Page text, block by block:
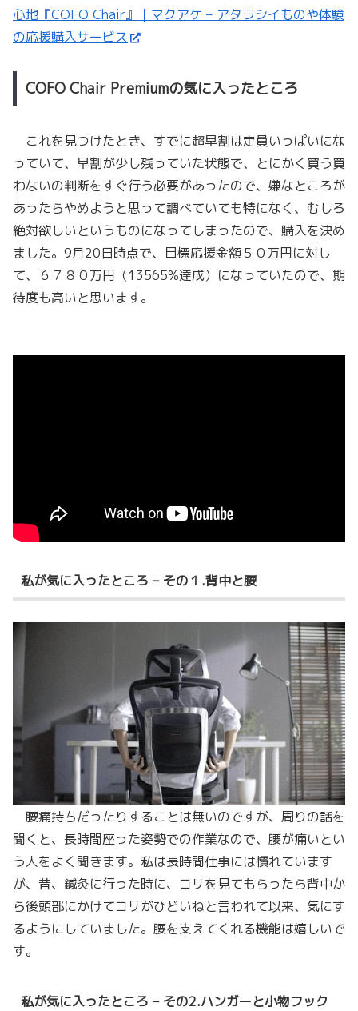
心地『COFO Chair』｜マクアケ – アタラシイものや体験
の応援購入サービス
COFO Chair Premiumの気に入ったところ
これを見つけたとき、すでに超早割は定員いっぱいにな
っていて、早割が少し残っていた状態で、とにかく買う買
わないの判断をすぐ行う必要があったので、嫌なところが
あったらやめようと思って調べていても特になく、むしろ
絶対欲しいというものになってしまったので、購入を決め
ました。9月20日時点で、目標応援金額５０万円に対し
て、６７８０万円（13565%達成）になっていたので、期
待度も高いと思います。
私が気に入ったところ – その１.背中と腰
腰痛持ちだったりすることは無いのですが、周りの話を
聞くと、長時間座った姿勢での作業なので、腰が痛いとい
う人をよく聞きます。私は長時間仕事には慣れています
が、昔、鍼灸に行った時に、コリを見てもらったら背中か
ら後頭部にかけてコリがひどいねと言われて以来、気にす
るようにしていました。腰を支えてくれる機能は嬉しいで
す。
私が気に入ったところ – その2.ハンガーと小物フック